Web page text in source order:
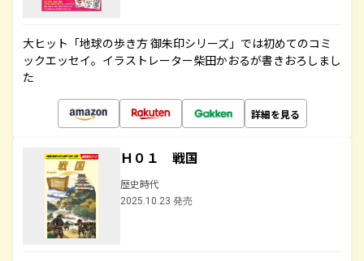
大ヒット「地球の歩き方 御朱印シリーズ」では初めてのコミ
ックエッセイ。イラストレーター柴田かおるが書きおろしまし
た
詳細を見る
Ｈ０１ 戦国
歴史時代
2025.10.23 発売